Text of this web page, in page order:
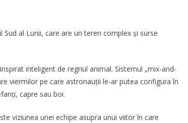
al Lunii, care are un teren complex și surse
inteligent de regnul animal. Sistemul „mix-and-
viermilor pe care astronauții le-ar putea configura în
capre sau boi.
viziunea unei echipe asupra unui viitor în care